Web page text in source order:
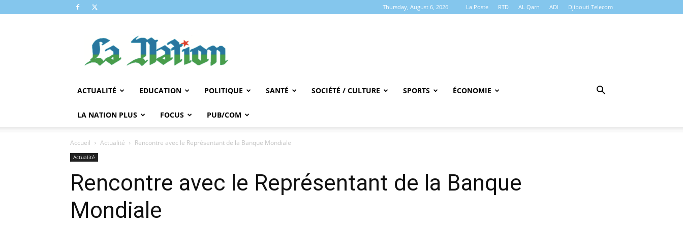
Thursday, August 6, 2026 La Poste RTD AL Qarn ADI Djibouti Telecom
NATION
ACTUALITÉ EDUCATION POLITIQUE SANTÉ SOCIÉTÉ / CULTURE SPORTS ÉCONOMIE
LA NATION PLUS FOCUS PUB/COM
Accueil Actualité Rencontre avec le Représentant de la Banque Mondiale
Actualité
Rencontre avec le Représentant de la Banque
Mondiale